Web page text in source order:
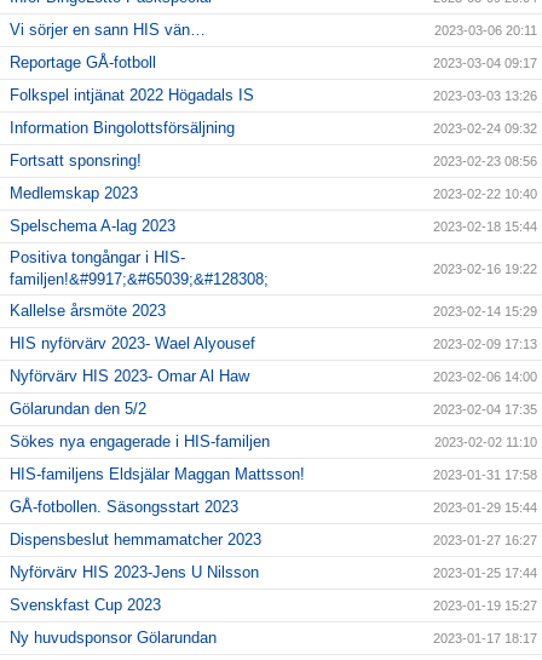
Vi sörjer en sann HIS vän… 2023-03-06 20:11
Reportage GÅ-fotboll 2023-03-04 09:17
Folkspel intjänat 2022 Högadals IS 2023-03-03 13:26
Information Bingolottsförsäljning 2023-02-24 09:32
Fortsatt sponsring! 2023-02-23 08:56
Medlemskap 2023 2023-02-22 10:40
Spelschema A-lag 2023 2023-02-18 15:44
Positiva tongångar i HIS-
familjen!&#9917;&#65039;&#128308;
2023-02-16 19:22
Kallelse årsmöte 2023 2023-02-14 15:29
HIS nyförvärv 2023- Wael Alyousef 2023-02-09 17:13
Nyförvärv HIS 2023- Omar Al Haw 2023-02-06 14:00
Gölarundan den 5/2 2023-02-04 17:35
Sökes nya engagerade i HIS-familjen 2023-02-02 11:10
HIS-familjens Eldsjälar Maggan Mattsson! 2023-01-31 17:58
GÅ-fotbollen. Säsongsstart 2023 2023-01-29 15:44
Dispensbeslut hemmamatcher 2023 2023-01-27 16:27
Nyförvärv HIS 2023-Jens U Nilsson 2023-01-25 17:44
Svenskfast Cup 2023 2023-01-19 15:27
Ny huvudsponsor Gölarundan 2023-01-17 18:17